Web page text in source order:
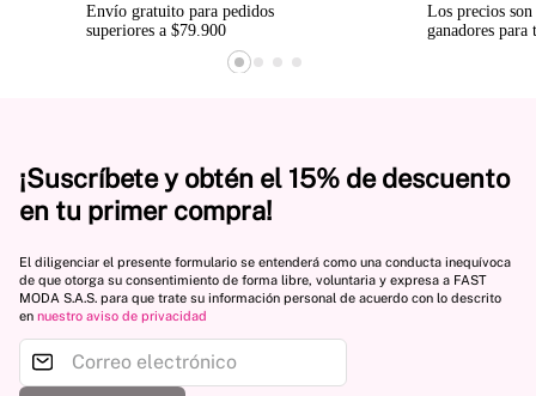
Envío gratuito para pedidos
superiores a $79.900
Los precios
ganadores para
¡Suscríbete y obtén el 15% de descuento
en tu primer compra!
El diligenciar el presente formulario se entenderá como una conducta inequívoca
de que otorga su consentimiento de forma libre, voluntaria y expresa a FAST
MODA S.A.S. para que trate su información personal de acuerdo con lo descrito
en nuestro aviso de privacidad